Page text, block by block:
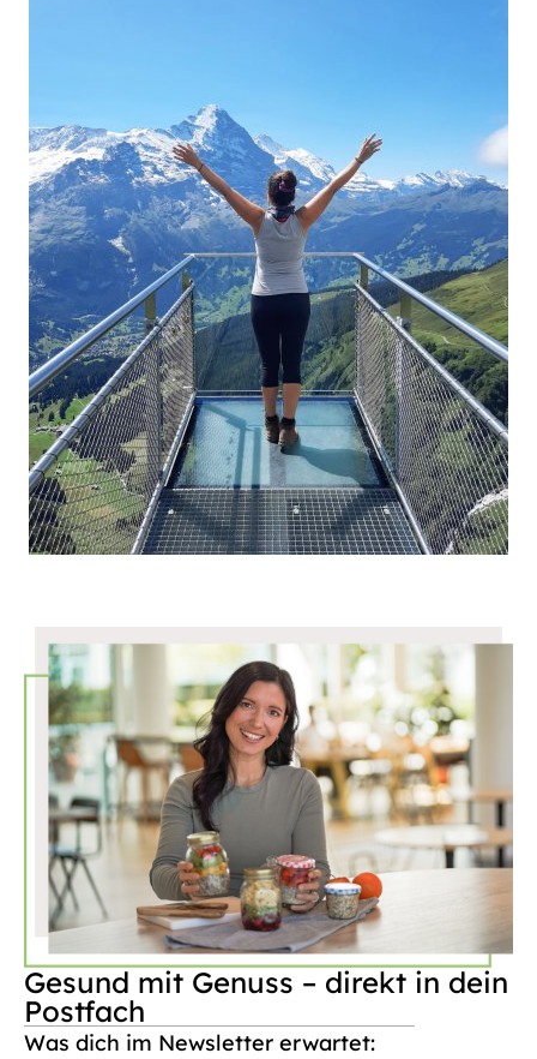
Gesund mit Genuss – direkt in dein
Postfach
Was dich im Newsletter erwartet: